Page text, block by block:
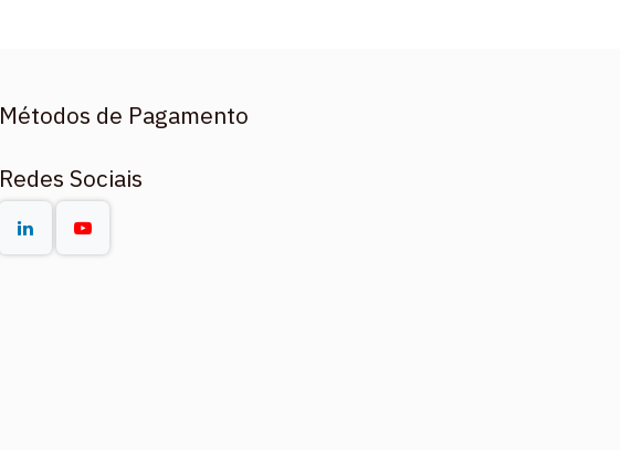
Métodos de Pagamento
Redes Sociais